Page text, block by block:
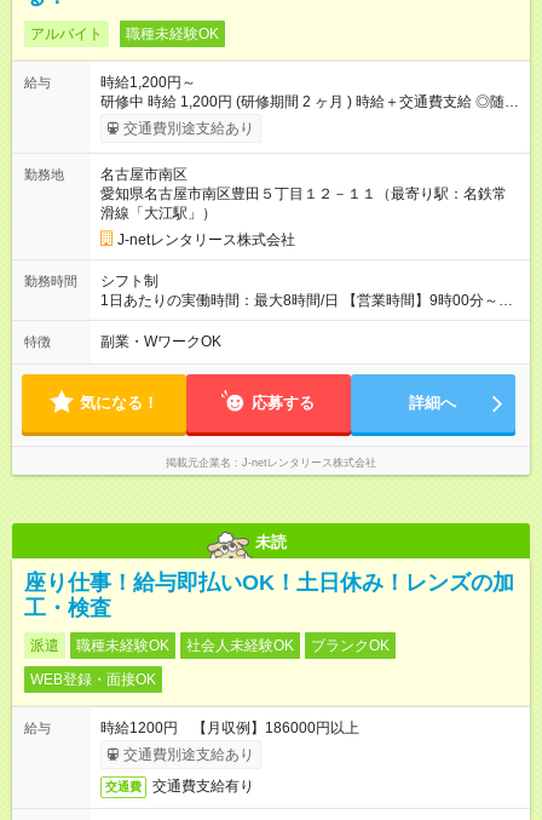
アルバイト 職種未経験OK
給与
時給1,200円～
研修中 時給 1,200円 (研修期間 2 ヶ月 ) 時給＋交通費支給 ◎随時
昇給あり できることが増えるごとに時給アップ！ 評価項目もあ
るので、頑張りに応じた昇給が可能です。 扶養内等の希望も伺
期間あり 試用期間の長さ：2ヶ月 雇用形態、給与は本採用時と
同じです。 試用期間2か月の間は、お試し期間として就業いただ
けます！
交通費別途支給あり
勤務地
名古屋市南区
愛知県名古屋市南区豊田５丁目１２－１１（最寄り駅：名鉄常
滑線「大江駅」）
J-netレンタリース株式会社
勤務時間
シフト制
1日あたりの実働時間：最大8時間/日 【営業時間】9時00分～20
時00分 【シフト例(1)】16:00～19:00 【シフト例(2)】17:00～
20:00 ※休憩：6時間以上勤務で1時間 ※上記シフト例以外も可
育児と両立できる職場／ ◎土日のみ、平日のみ、扶養内、Wワ
ークOK！
特徴 副業・WワークOK
気になる！ 応募する 詳細へ
掲載元企業名 J-netレンタリース株式会社
未読
座り仕事！給与即払いOK！土日休み！レンズの加
工・検査
派遣 職種未経験OK 社会人未経験OK
ブランクOK
WEB登録・面接OK
給与
時給1200円 【月収例】186000円以上
交通費別途支給あり
交通費 交通費支給有り